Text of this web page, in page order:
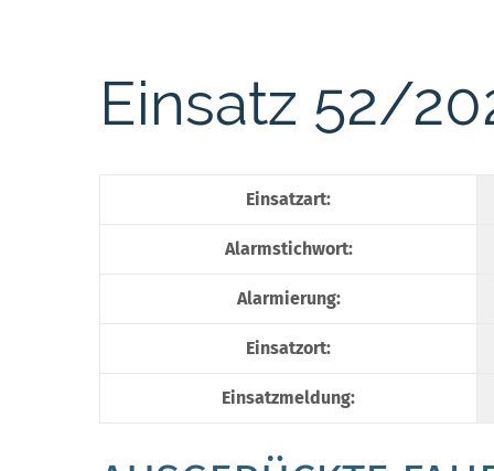
Einsatz 52/
Einsatzart:
Alarmstichwort:
Alarmierung:
Einsatzort:
Einsatzmeldung: